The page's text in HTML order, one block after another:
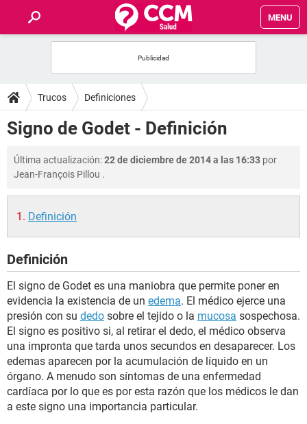
MENU
FOROS
SALUD
FAMILIA
NUTRICIÓN
SEXUALIDAD
GLOSARIO
Trucos Definiciones
Signo de Godet - Definición
Última actualización:22 de diciembre de 2014 a las 16:33 por
Jean-François Pillou .
Definición
Definición
El signo de Godet es una maniobra que permite poner en
evidencia la existencia de un edema. El médico ejerce una
presión con su dedo sobre el tejido o la mucosa sospechosa.
El signo es positivo si, al retirar el dedo, el médico observa
una impronta que tarda unos secundos en desaparecer. Los
edemas aparecen por la acumulación de líquido en un
órgano. A menudo son síntomas de una enfermedad
cardíaca por lo que es por esta razón que los médicos le dan
a este signo una importancia particular.